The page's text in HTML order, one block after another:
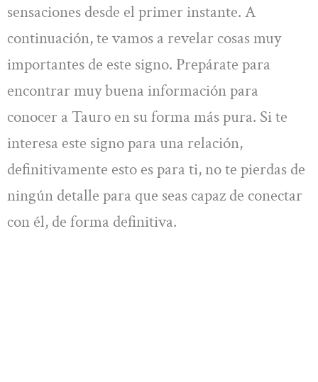
sensaciones desde el primer instante. A
continuación, te vamos a revelar cosas muy
importantes de este signo. Prepárate para
encontrar muy buena información para
conocer a Tauro en su forma más pura. Si te
interesa este signo para una relación,
definitivamente esto es para ti, no te pierdas de
ningún detalle para que seas capaz de conectar
con él, de forma definitiva.